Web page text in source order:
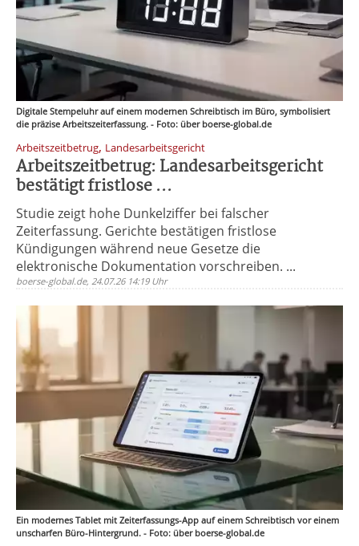
Digitale Stempeluhr auf einem modernen Schreibtisch im Büro, symbolisiert
die präzise Arbeitszeiterfassung. - Foto: über boerse-global.de
Arbeitszeitbetrug, Landesarbeitsgericht
Arbeitszeitbetrug: Landesarbeitsgericht
bestätigt fristlose ...
Studie zeigt hohe Dunkelziffer bei falscher
Zeiterfassung. Gerichte bestätigen fristlose
Kündigungen während neue Gesetze die
elektronische Dokumentation vorschreiben. ...
boerse-global.de, 24.07.26 14:19 Uhr
Ein modernes Tablet mit Zeiterfassungs-App auf einem Schreibtisch vor einem
unscharfen Büro-Hintergrund. - Foto: über boerse-global.de